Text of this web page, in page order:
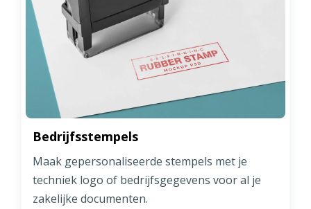
Bedrijfsstempels
Maak gepersonaliseerde stempels met je
techniek logo of bedrijfsgegevens voor al je
zakelijke documenten.